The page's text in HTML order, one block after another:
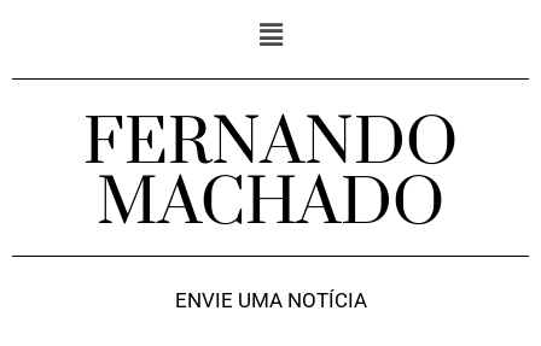
FERNANDO
MACHADO
ENVIE UMA NOTÍCIA